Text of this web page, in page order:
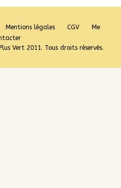
Mentions légales CGV
Me
Vert 2011. Tous droits réservés.